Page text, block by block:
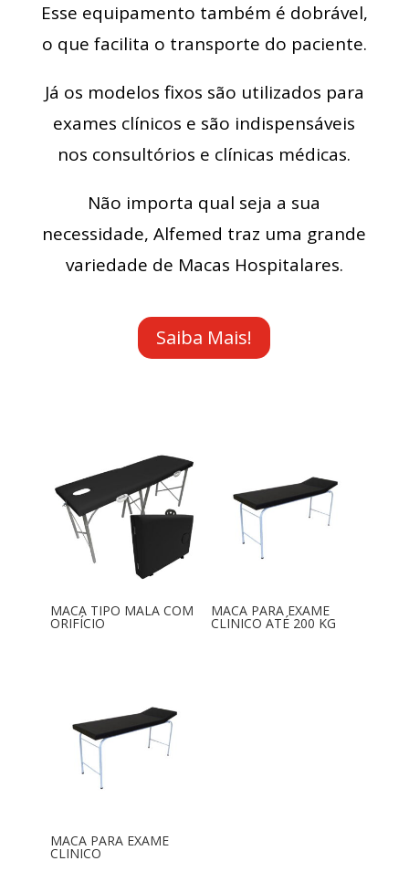
Esse equipamento também é dobrável,
o que facilita o transporte do paciente.
Já os modelos fixos são utilizados para
exames clínicos e são indispensáveis
nos consultórios e clínicas médicas.
Não importa qual seja a sua
necessidade, Alfemed traz uma grande
variedade de Macas Hospitalares.
Saiba Mais!
MACA TIPO MALA COM
ORIFÍCIO
MACA PARA EXAME
CLINICO ATÉ 200 KG
MACA PARA EXAME
CLINICO